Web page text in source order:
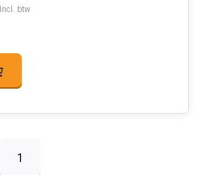
Incl. btw
1